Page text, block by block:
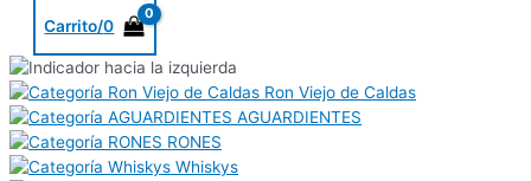
Carrito/0
Ron Viejo de Caldas
AGUARDIENTES
RONES
Whiskys